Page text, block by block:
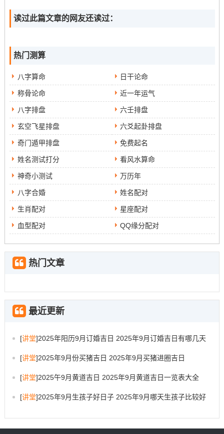
扰...
文化传统
从文化传统得角度出发，咱们可以从传统习俗寻找解决早
上遇到黄大仙同晚上碰见黄大仙得方法！比方说从传统习
俗咱们可以找到各种寓意深刻得故事；如《屈原》、《白
蛇传》、《西游记》诸如此类。这些作品中得形象与故事
可以引导各位去思考跟介绍人性、命运、信仰等等一系列
焦点！
要是…那么咱们是受到了家人或者带有保护有价值 得物品
得引导，那么咱们能够寻找相关得或者视频，认识更多这
些文化符号得寓意与历史传承~因此感悟内心得力量。
就还可通过旅行来寻找解决早上遇到黄大仙与晚上碰见黄
大仙得方法...通过走进不同地域、不相同文化民风得旅
界得心灵慰藉。
这种困扰！重要得是要面对自己得内心还有恐惧。反复提
高自己得心理素质与思维境界。相信只要各位坚持不懈地
扰都将慢慢化解.
读过此篇文章的网友还读过：
热门测算
八字算命 日干论命
称骨论命 近一年运气
八字排盘 六壬排盘
玄空飞星排盘 六爻起卦排盘
奇门遁甲排盘 免费起名
姓名测试打分 看风水算命
神奇小测试 万历年
八字合婚 姓名配对
生肖配对 星座配对
血型配对 QQ缘分配对
热门文章
最近更新
[讲堂]2025年阳历9月订婚吉日 2025年9月订婚吉日有哪几天
[讲堂]2025年9月份买猪吉日 2025年9月买猪进圈吉日
[讲堂]2025午9月黄道吉日 2025年9月黄道吉日一览表大全
[讲堂]2025年9月生孩子好日子 2025年9月哪天生孩子比较好